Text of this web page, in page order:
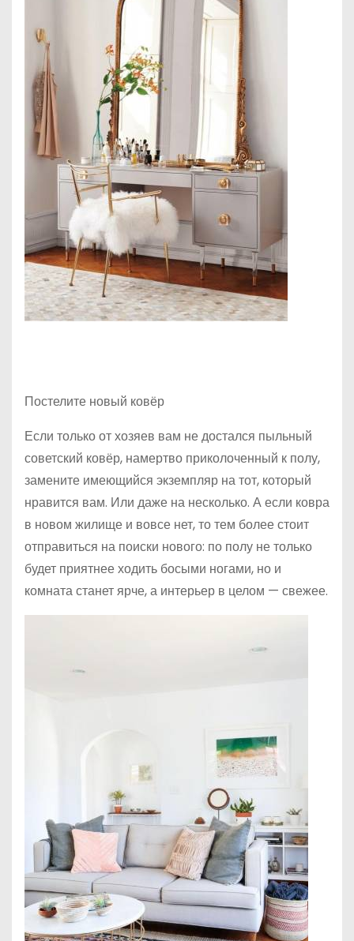
Постелите новый ковёр
Если только от хозяев вам не достался пыльный
советский ковёр, намертво приколоченный к полу,
замените имеющийся экземпляр на тот, который
нравится вам. Или даже на несколько. А если ковра
в новом жилище и вовсе нет, то тем более стоит
отправиться на поиски нового: по полу не только
будет приятнее ходить босыми ногами, но и
комната станет ярче, а интерьер в целом — свежее.